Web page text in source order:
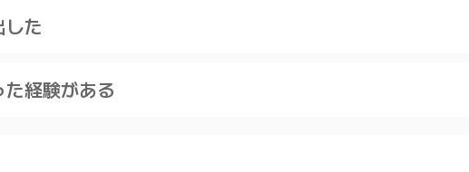
た
経験がある